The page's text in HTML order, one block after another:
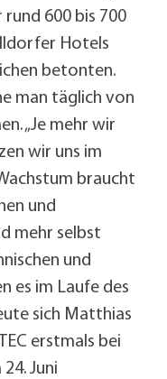
600 bis 700
Hotels
betonten.
man täglich von
„Je mehr wir
wir uns im
braucht
und
mehr selbst
und
es im Laufe des
sich Matthias
erstmals bei
Juni